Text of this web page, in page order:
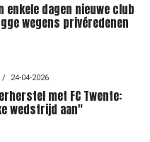
enkele dagen nieuwe club
wegens privéredenen
/ 24-04-2026
met FC Twente:
wedstrijd aan"